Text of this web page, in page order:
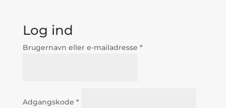
Log ind
Brugernavn eller e-mailadresse *Påkrævet
Adgangskode *